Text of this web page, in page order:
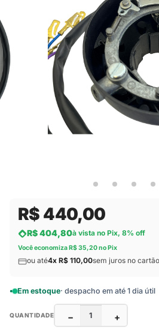
R$ 440,00
R$ 404,80à vista no Pix, 8% off
Você economiza R$ 35,20 no Pix
ou até4x R$ 110,00sem juros no cartão
Em estoque· despacho em até 1 dia útil
QUANTIDADE − +